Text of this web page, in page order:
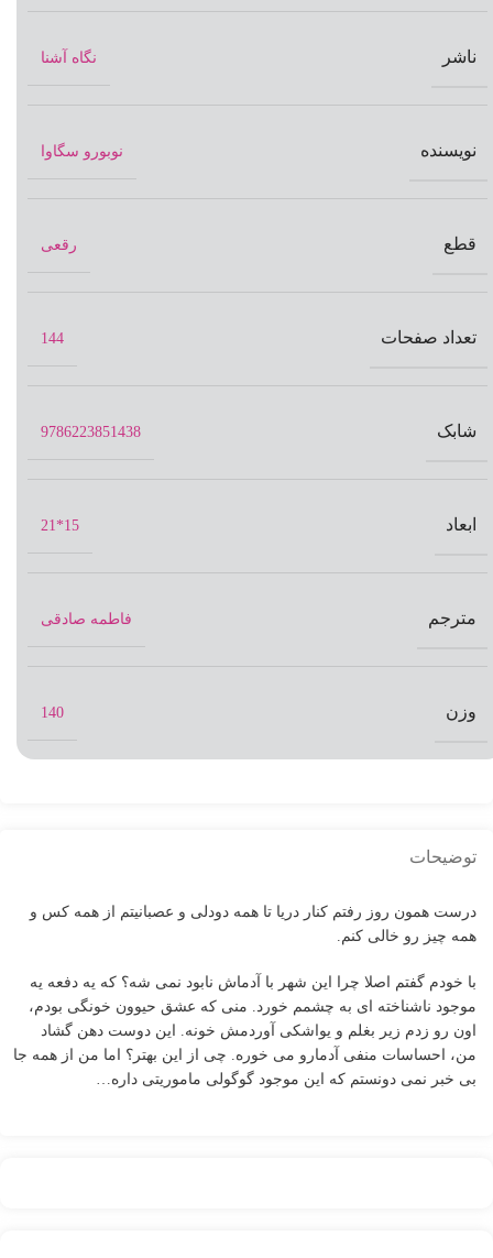
ناشر نگاه آشنا
نویسنده نوبورو سگاوا
قطع رقعی
تعداد صفحات 144
شابک 9786223851438
ابعاد 15*21
مترجم فاطمه صادقی
وزن 140
توضیحات
درست همون روز رفتم کنار دریا تا همه دودلی و عصبانیتم از همه کس و
همه چیز رو خالی کنم.
با خودم گفتم اصلا چرا این شهر با آدماش نابود نمی شه؟ که یه دفعه یه
موجود ناشناخته ای به چشمم خورد. منی که عشق حیوون خونگی بودم،
اون رو زدم زیر بغلم و یواشکی آوردمش خونه. این دوست دهن گشاد
من، احساسات منفی آدمارو می خوره. چی از این بهتر؟ اما من از همه جا
بی خبر نمی دونستم که این موجود گوگولی ماموریتی داره…